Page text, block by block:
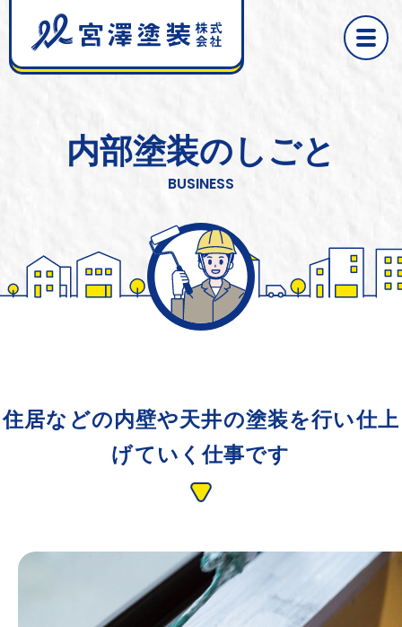
toggle
内部塗装のしごと
BUSINESS
住居などの内壁や天井の塗装を行い仕上
げていく仕事です